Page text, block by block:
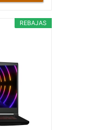
REBAJAS